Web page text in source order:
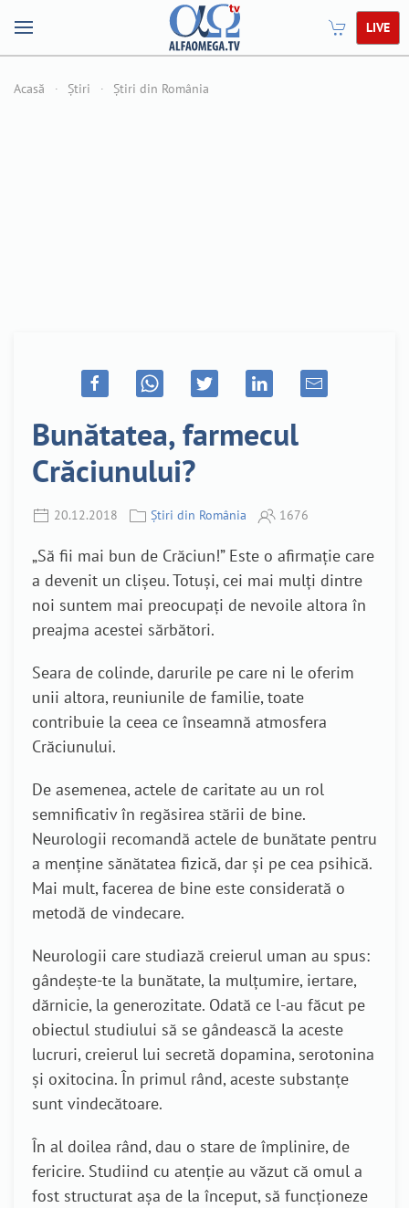
LIVE
Acasă Știri Știri din România
Bunătatea, farmecul
Crăciunului?
20.12.2018 Știri din România 1676
„Să fii mai bun de Crăciun!” Este o afirmație care
a devenit un clișeu. Totuși, cei mai mulți dintre
noi suntem mai preocupați de nevoile altora în
preajma acestei sărbători.
Seara de colinde, darurile pe care ni le oferim
unii altora, reuniunile de familie, toate
contribuie la ceea ce înseamnă atmosfera
Crăciunului.
De asemenea, actele de caritate au un rol
semnificativ în regăsirea stării de bine.
Neurologii recomandă actele de bunătate pentru
a menține sănătatea fizică, dar și pe cea psihică.
Mai mult, facerea de bine este considerată o
metodă de vindecare.
Neurologii care studiază creierul uman au spus:
gândește-te la bunătate, la mulțumire, iertare,
dărnicie, la generozitate. Odată ce l-au făcut pe
obiectul studiului să se gândească la aceste
lucruri, creierul lui secretă dopamina, serotonina
și oxitocina. În primul rând, aceste substanțe
sunt vindecătoare.
În al doilea rând, dau o stare de împlinire, de
fericire. Studiind cu atenție au văzut că omul a
fost structurat așa de la început, să funcționeze